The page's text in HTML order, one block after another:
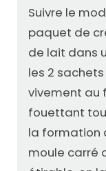
Suivre le
paquet de
de lait dans
les 2
vivement au
fouettant
la formation
moule carré